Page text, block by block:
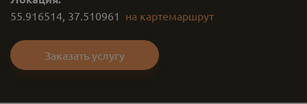
55.916514, 37.510961 на картемаршрут
Заказать услугу